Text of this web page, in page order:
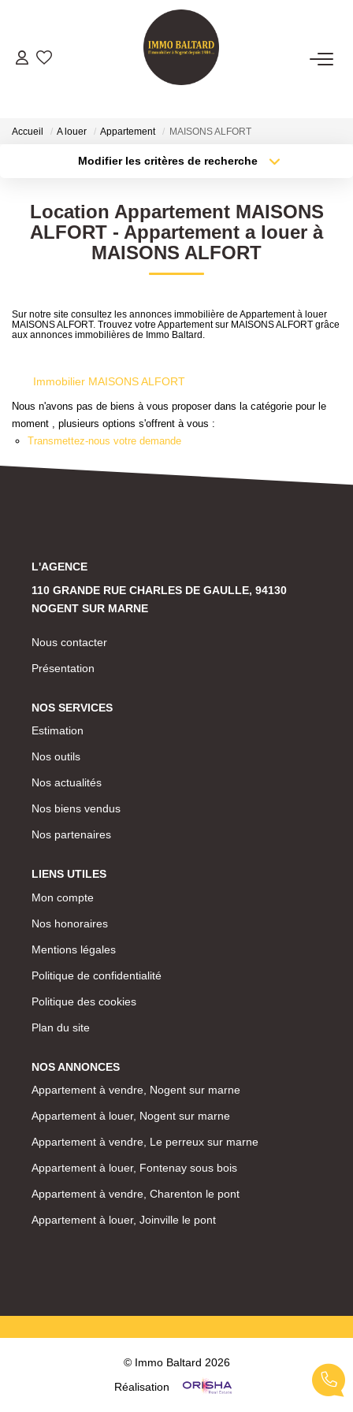
VENTES
LOCATIONS
ESTIMATION
Notre Équipe
CONTACT
Accueil A louer Appartement MAISONS ALFORT
Modifier les critères de recherche
Sélectionnez...
Type de bien
Surface min
Location Appartement MAISONS
ALFORT - Appartement a louer à
MAISONS ALFORT
Sur notre site consultez les annonces immobilière de Appartement à louer
MAISONS ALFORT. Trouvez votre Appartement sur MAISONS ALFORT grâce
aux annonces immobilières de Immo Baltard.
Immobilier MAISONS ALFORT
Nous n'avons pas de biens à vous proposer dans la catégorie pour le
moment , plusieurs options s'offrent à vous :
Transmettez-nous votre demande
L'AGENCE
110 GRANDE RUE CHARLES DE GAULLE, 94130
NOGENT SUR MARNE
Nous contacter
Présentation
NOS SERVICES
Estimation
Nos outils
Nos actualités
Nos biens vendus
Nos partenaires
LIENS UTILES
Mon compte
Nos honoraires
Mentions légales
Politique de confidentialité
Politique des cookies
Plan du site
NOS ANNONCES
Appartement à vendre, Nogent sur marne
Appartement à louer, Nogent sur marne
Appartement à vendre, Le perreux sur marne
Appartement à louer, Fontenay sous bois
Appartement à vendre, Charenton le pont
Appartement à louer, Joinville le pont
© Immo Baltard 2026
Réalisation